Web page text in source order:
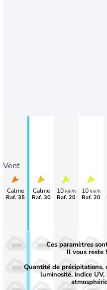
Vent
Calme
Raf. 35
Calme
Raf. 30
10 km/h
Raf. 20
10 km/h
Raf. 20
50%
30%
50%
30%
50%
30%
Ces paramètres
Il vous reste
Quantité de précipitations,
luminosité, indice